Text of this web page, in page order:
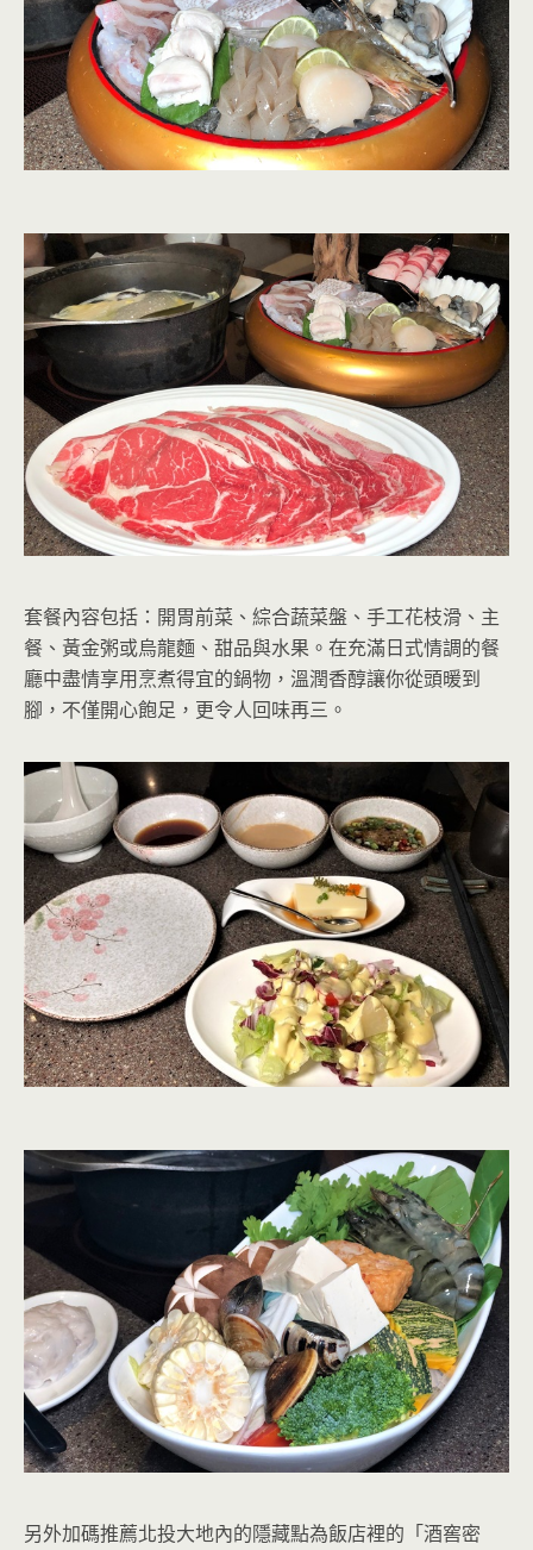
套餐內容包括：開胃前菜、綜合蔬菜盤、手工花枝滑、主
餐、黃金粥或烏龍麵、甜品與水果。在充滿日式情調的餐
廳中盡情享用烹煮得宜的鍋物，溫潤香醇讓你從頭暖到
腳，不僅開心飽足，更令人回味再三。
另外加碼推薦北投大地內的隱藏點為飯店裡的「酒窖密